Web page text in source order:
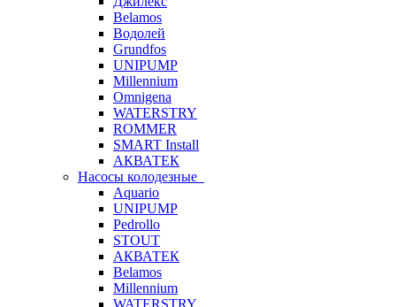
Belamos
Водолей
Grundfos
UNIPUMP
Millennium
Omnigena
WATERSTRY
ROMMER
SMART Install
АКВАТЕК
Насосы колодезные
Aquario
UNIPUMP
Pedrollo
STOUT
АКВАТЕК
Belamos
Millennium
WATERSTRY